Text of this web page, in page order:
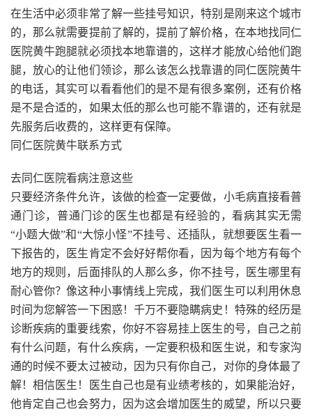
在生活中必须非常了解一些挂号知识，特别是刚来这个城市
的，那么就需要提前了解的，提前了解价格，在本地找同仁
医院黄牛跑腿就必须找本地靠谱的，这样才能放心给他们跑
腿，放心的让他们领诊，那么该怎么找靠谱的同仁医院黄牛
的电话，其实可以看看他们的是不是有很多案例，还有价格
是不是合适的，如果太低的那么也可能不靠谱的，还有就是
先服务后收费的，这样更有保障。
同仁医院黄牛联系方式
去同仁医院看病注意这些
只要经济条件允许，该做的检查一定要做，小毛病直接看普
通门诊，普通门诊的医生也都是有经验的，看病其实无需
“小题大做”和“大惊小怪”不挂号、还插队，就想要医生看一
下报告的，医生肯定不会好好帮你看，因为每个地方有每个
地方的规则，后面排队的人那么多，你不挂号，医生哪里有
耐心管你？像这种小事情线上完成，我们医生可以利用休息
时间为您解答一下困惑！千万不要隐瞒病史！特殊的经历是
诊断疾病的重要线索，你好不容易挂上医生的号，自己之前
有什么问题，有什么疾病，一定要积极和医生说，和专家沟
通的时候不要太过被动，因为只有你自己，对你的身体最了
解！相信医生！医生自己也是有业绩考核的，如果能治好，
他肯定自己也会努力，因为这会增加医生的威望，所以只要